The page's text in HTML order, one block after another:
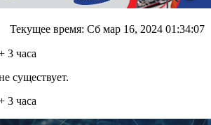
Текущее время: Сб мар 16, 2024 01:34:07
3 часа
существует.
3 часа